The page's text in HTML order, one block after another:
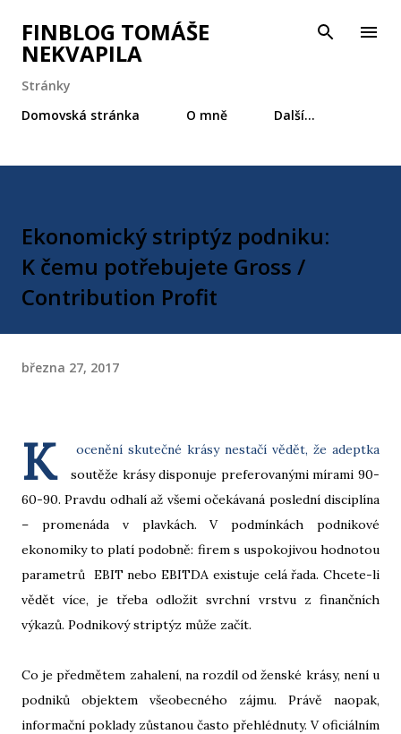
Přeskočit na hlavní obsah
FINBLOG TOMÁŠE
NEKVAPILA
Stránky
Domovská stránka
O mně Další…
Ekonomický striptýz podniku:
K čemu potřebujete Gross /
Contribution Profit
března 27, 2017
K
ocenění skutečné krásy nestačí vědět, že adeptka
soutěže krásy disponuje preferovanými mírami 90-
60-90. Pravdu odhalí až všemi očekávaná poslední disciplína
– promenáda v plavkách. V podmínkách podnikové
ekonomiky to platí podobně: firem s uspokojivou hodnotou
parametrů EBIT nebo EBITDA existuje celá řada. Chcete-li
vědět více, je třeba odložit svrchní vrstvu z finančních
výkazů. Podnikový striptýz může začít.
Co je předmětem zahalení, na rozdíl od ženské krásy, není u
podniků objektem všeobecného zájmu. Právě naopak,
informační poklady zůstanou často přehlédnuty. V oficiálním